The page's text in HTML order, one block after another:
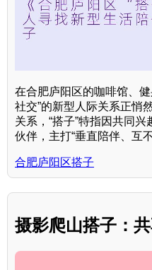
在合肥庐阳区的咖啡馆、
社交”的新型人际关系正悄
关系，“搭子”特指因共同
伙伴，主打“垂直陪伴、互
合肥庐阳区搭子
摄影爬山搭子：